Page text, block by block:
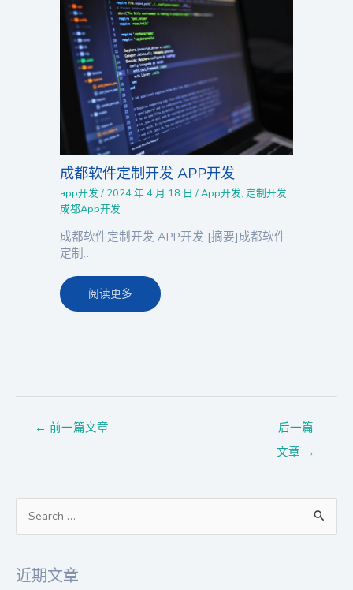
成都软件定制开发 APP开发
app开发 / 2024 年 4 月 18 日/App开发, 定制开发,
成都App开发
成都软件定制开发 APP开发 [摘要]成都软件
定制…
阅读更多
← 前一篇文章
后一篇
文章 →
：
近期文章